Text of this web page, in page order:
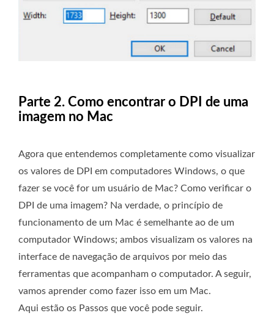
Parte 2. Como encontrar o DPI de uma
imagem no Mac
Agora que entendemos completamente como visualizar
os valores de DPI em computadores Windows, o que
fazer se você for um usuário de Mac? Como verificar o
DPI de uma imagem? Na verdade, o princípio de
funcionamento de um Mac é semelhante ao de um
computador Windows; ambos visualizam os valores na
interface de navegação de arquivos por meio das
ferramentas que acompanham o computador. A seguir,
vamos aprender como fazer isso em um Mac.
Aqui estão os Passos que você pode seguir.